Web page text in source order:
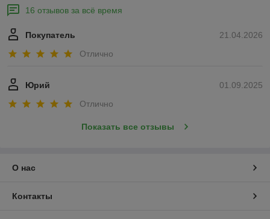
16 отзывов за всё время
21.04.2026
Покупатель
Отлично
01.09.2025
Юрий
Отлично
Показать все отзывы
О нас
Контакты